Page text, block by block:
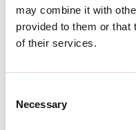
may combine it with
provided to them or that
of their services.
Selection
Necessary
H:
12.5mm
Garantie:
5 ans
Poids:
3.71kg